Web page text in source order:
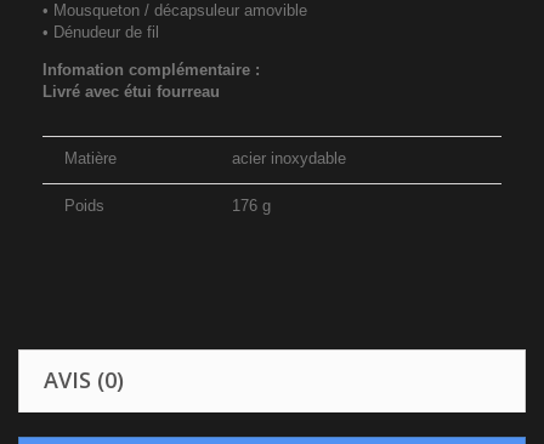
• Mousqueton / décapsuleur amovible
• Dénudeur de fil
Infomation complémentaire :
Livré avec étui fourreau
Matière acier inoxydable
Poids 176 g
AVIS (0)